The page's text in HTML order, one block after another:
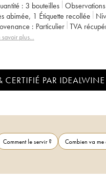
Quantité : 3 bouteilles
abimée, 1 Étiquette recollée
: particulier TVA
:
savoir plus...
CERTIFIÉ PAR IDEALWINE
Comment le servir ?
Combien va